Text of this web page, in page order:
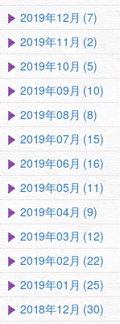
2019年12月 (7)
2019年11月 (2)
2019年10月 (5)
2019年09月 (10)
2019年08月 (8)
2019年07月 (15)
2019年06月 (16)
2019年05月 (11)
2019年04月 (9)
2019年03月 (12)
2019年02月 (22)
2019年01月 (25)
2018年12月 (30)